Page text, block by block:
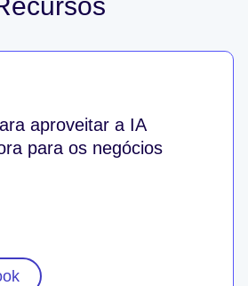
aproveitar a IA
para os negócios